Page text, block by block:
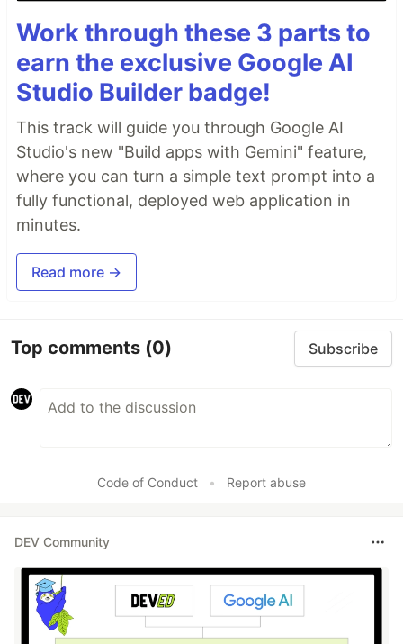
Work through these 3 parts to
earn the exclusive Google AI
Studio Builder badge!
This track will guide you through Google AI
Studio's new "Build apps with Gemini" feature,
where you can turn a simple text prompt into a
fully functional, deployed web application in
minutes.
Read more →
Top comments (0) Subscribe
Code of Conduct • Report abuse
DEV Community